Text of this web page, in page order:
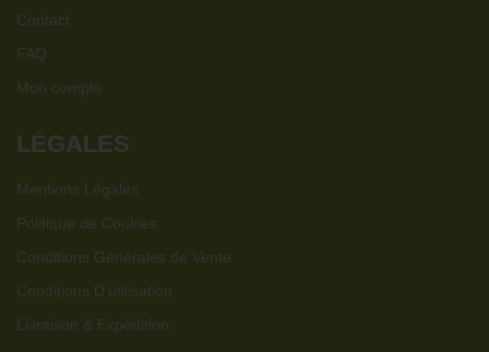
Contact
FAQ
Mon compte
LÉGALES
Mentions Légales
Politique de Cookies
Conditions Générales de Vente
Conditions D'utilisation
Livraison & Expédition